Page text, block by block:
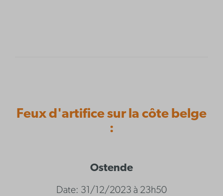
Feux d'artifice sur la côte belge
:
Ostende
Date: 31/12/2023 à 23h50